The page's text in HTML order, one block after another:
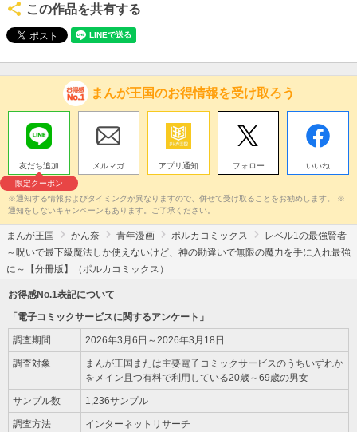
この作品を共有する
まんが王国のお得情報を受け取ろう
友だち追加
限定クーポン
メルマガ アプリ通知 フォロー いいね
※通知する情報およびタイミングが異なりますので、併せて受け取ることをお勧めします。 ※
通知をしないキャンペーンもあります。ご了承ください。
まんが王国 かん奈 青年漫画 ポルカコミックス
レベル1の最強賢者
～呪いで最下級魔法しか使えないけど、神の勘違いで無限の魔力を手に入れ最強
に～【分冊版】（ポルカコミックス）
お得感No.1表記について
「電子コミックサービスに関するアンケート」
調査期間 2026年3月6日～2026年3月18日
調査対象
まんが王国または主要電子コミックサービスのうちいずれか
をメイン且つ有料で利用している20歳～69歳の男女
サンプル数 1,236サンプル
調査方法 インターネットリサーチ